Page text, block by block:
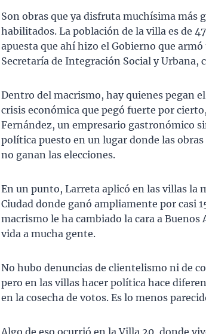
Son obras que ya disfruta muchísima más
habilitados. La población de la villa es de
apuesta que ahí hizo el Gobierno que
Secretaría de Integración Social y Urbana,
Dentro del macrismo, hay quienes pegan
crisis económica que pegó fuerte por
Fernández, un empresario gastronómico
política puesto en un lugar donde las
no ganan las elecciones.
En un punto, Larreta aplicó en las villas la
Ciudad donde ganó ampliamente por casi
macrismo le ha cambiado la cara a
vida a mucha gente.
No hubo denuncias de clientelismo ni de
pero en las villas hacer política hace
en la cosecha de votos. Es lo menos